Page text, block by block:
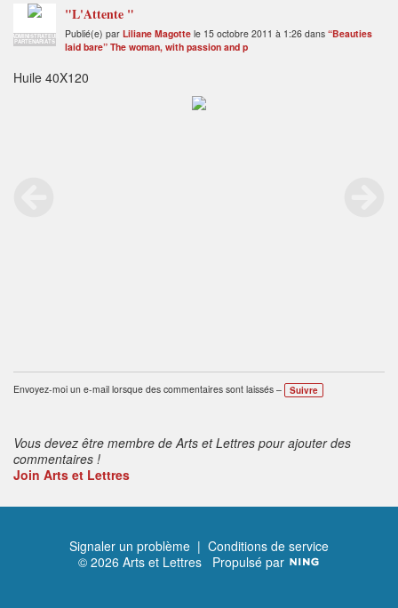
ADMINISTRATEUR
PARTENARIATS
"L'Attente "
Publié(e) par Liliane Magotte le 15 octobre 2011 à 1:26 dans “Beauties
laid bare” The woman, with passion and p
Huile 40X120
Envoyez-moi un e-mail lorsque des commentaires sont laissés – Suivre
Vous devez être membre de Arts et Lettres pour ajouter des
commentaires !
Join Arts et Lettres
Signaler un problème | Conditions de service
© 2026 Arts et Lettres Propulsé par